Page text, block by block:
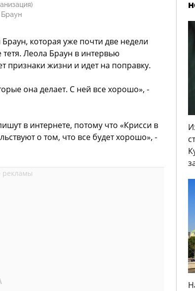
которая уже почти две недели
Леола Браун в интервью
признаки жизни и идет на поправку.
она делает. С ней все хорошо», -
в интернете, потому что «Крисси в
о том, что все будет хорошо», -